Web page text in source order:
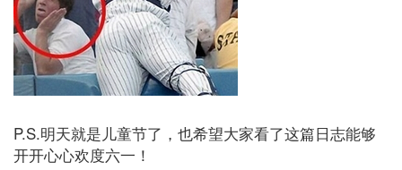
P.S.明天就是儿童节了，也希望大家看了这篇日志能够
开开心心欢度六一！